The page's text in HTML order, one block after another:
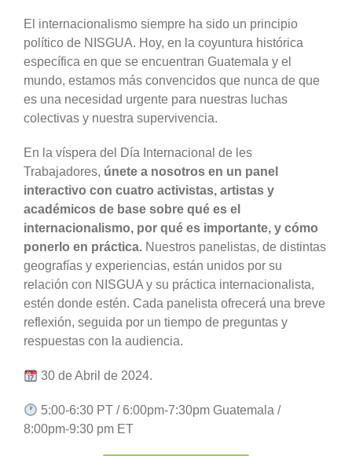
El internacionalismo siempre ha sido un principio
político de NISGUA. Hoy, en la coyuntura histórica
específica en que se encuentran Guatemala y el
mundo, estamos más convencidos que nunca de que
es una necesidad urgente para nuestras luchas
colectivas y nuestra supervivencia.
En la víspera del Día Internacional de les
Trabajadores, únete a nosotros en un panel
interactivo con cuatro activistas, artistas y
académicos de base sobre qué es el
internacionalismo, por qué es importante, y cómo
ponerlo en práctica.Nuestros panelistas, de distintas
geografías y experiencias, están unidos por su
relación con NISGUA y su práctica internacionalista,
estén donde estén. Cada panelista ofrecerá una breve
reflexión, seguida por un tiempo de preguntas y
respuestas con la audiencia.
30 de Abril de 2024.
5:00-6:30 PT / 6:00pm-7:30pm Guatemala /
8:00pm-9:30 pm ET